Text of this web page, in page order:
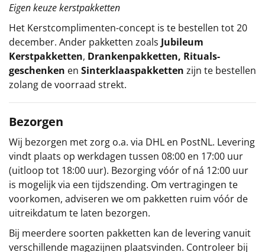
Eigen keuze kerstpakketten
Het Kerstcomplimenten-concept is te bestellen tot 20
december. Ander pakketten zoals Jubileum
Kerstpakketten, Drankenpakketten, Rituals-
geschenken en Sinterklaaspakketten zijn te bestellen
zolang de voorraad strekt.
Bezorgen
Wij bezorgen met zorg o.a. via DHL en PostNL. Levering
vindt plaats op werkdagen tussen 08:00 en 17:00 uur
(uitloop tot 18:00 uur). Bezorging vóór of ná 12:00 uur
is mogelijk via een tijdszending. Om vertragingen te
voorkomen, adviseren we om pakketten ruim vóór de
uitreikdatum te laten bezorgen.
Bij meerdere soorten pakketten kan de levering vanuit
verschillende magazijnen plaatsvinden. Controleer bij